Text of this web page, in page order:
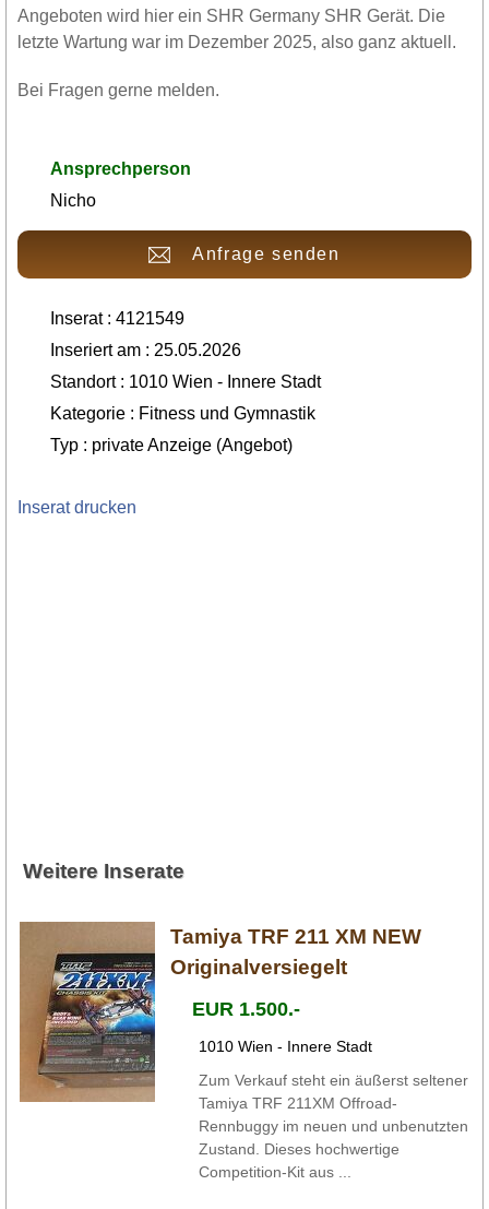
Angeboten wird hier ein SHR Germany SHR Gerät. Die
letzte Wartung war im Dezember 2025, also ganz aktuell.
Bei Fragen gerne melden.
Ansprechperson
Nicho
Anfrage senden
Inserat : 4121549
Inseriert am : 25.05.2026
Standort : 1010 Wien - Innere Stadt
Kategorie : Fitness und Gymnastik
Typ : private Anzeige (Angebot)
Inserat drucken
Weitere Inserate
Tamiya TRF 211 XM NEW
Originalversiegelt
EUR 1.500.-
1010 Wien - Innere Stadt
Zum Verkauf steht ein äußerst seltener
Tamiya TRF 211XM Offroad-
Rennbuggy im neuen und unbenutzten
Zustand. Dieses hochwertige
Competition-Kit aus ...